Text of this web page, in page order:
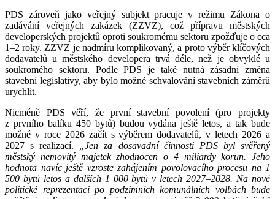
PDS zároveň jako veřejný subjekt pracuje v režimu Zákona o
zadávání veřejných zakázek (ZZVZ), což přípravu městských
developerských projektů oproti soukromému sektoru zpožďuje o cca
1–2 roky. ZZVZ je nadmíru komplikovaný, a proto výběr klíčových
dodavatelů u městského developera trvá déle, než je obvyklé u
soukromého sektoru. Podle PDS je také nutná zásadní změna
stavební legislativy, aby bylo možné schvalování stavebních záměrů
urychlit.
Nicméně PDS věří, že první stavební povolení (pro projekty
z prvního balíku 450 bytů) budou vydána ještě letos, a tak bude
možné v roce 2026 začít s výběrem dodavatelů, v letech 2026 a
2027 s realizací. „Jen za dosavadní činnosti PDS byl svěřený
městský nemovitý majetek zhodnocen o 4 miliardy korun. Jeho
hodnota navíc ještě vzroste zahájením povolovacího procesu na 1
500 bytů letos a dalších 1 000 bytů v letech 2027–2028. Na nové
politické reprezentaci po podzimních komunálních volbách bude